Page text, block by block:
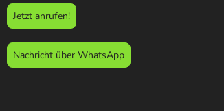
Jetzt anrufen!
Nachricht über WhatsApp